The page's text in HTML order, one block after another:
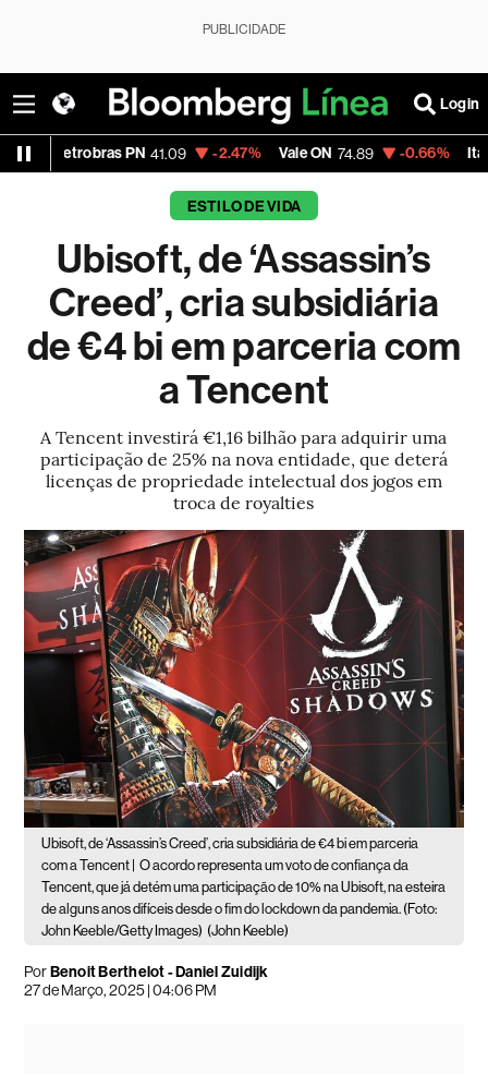
PUBLICIDADE
Login
PN 41.09 -2.47% Vale ON 74.89 -0.66% Itaú PN
ESTILO DE VIDA
Ubisoft, de ‘Assassin’s
Creed’, cria subsidiária
de €4 bi em parceria com
a Tencent
A Tencent investirá €1,16 bilhão para adquirir uma
participação de 25% na nova entidade, que deterá
licenças de propriedade intelectual dos jogos em
troca de royalties
Ubisoft, de ‘Assassin’s Creed’, cria subsidiária de €4 bi em parceria
com a Tencent |
O acordo representa um voto de confiança da
Tencent, que já detém uma participação de 10% na Ubisoft, na esteira
de alguns anos difíceis desde o fim do lockdown da pandemia. (Foto:
John Keeble/Getty Images) (John Keeble)
PorBenoit Berthelot - Daniel Zuidijk
27 de Março, 2025 | 04:06 PM